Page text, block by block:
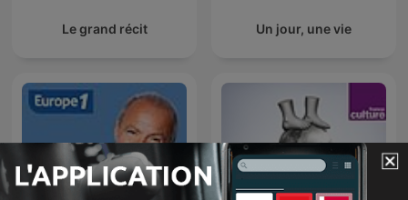
Le grand récit Un jour, une vie